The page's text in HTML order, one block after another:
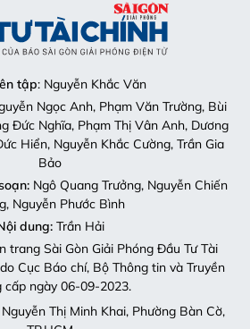
tập: Nguyễn Khắc Văn
Ngọc Anh, Phạm Văn Trường, Bùi
Đức Nghĩa, Phạm Thị Vân Anh, Dương
Hiển, Nguyễn Khắc Cường, Trần Gia
Bảo
Ngô Quang Trưởng, Nguyễn Chiến
Nguyễn Phước Bình
dung:Trần Hải
trang Sài Gòn Giải Phóng Đầu Tư Tài
Cục Báo chí, Bộ Thông tin và Truyền
cấp ngày 06-09-2023.
Thị Minh Khai, Phường Bàn Cờ,